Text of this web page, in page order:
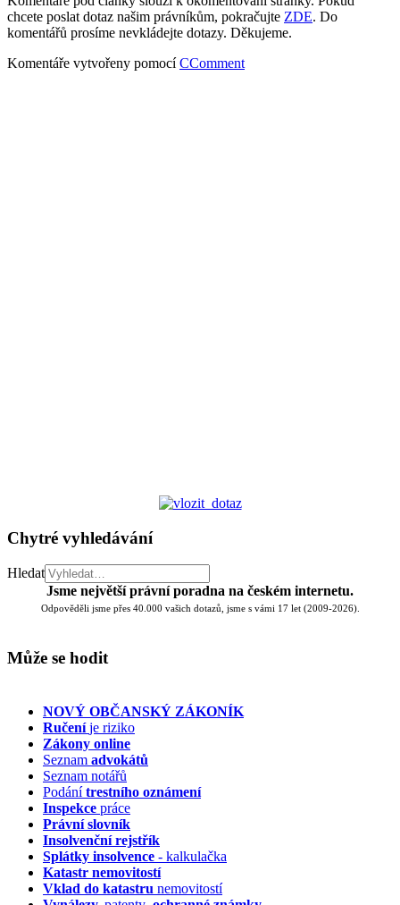
chcete poslat dotaz našim právníkům, pokračujte ZDE. Do
komentářů prosíme nevkládejte dotazy. Děkujeme.
Komentáře vytvořeny pomocíCComment
Chytré vyhledávání
Hledat
Jsme největší právní poradna na českém internetu.
Odpověděli jsme přes 40.000 vašich dotazů, jsme s vámi 17 let (2009-2026).
Může se hodit
NOVÝ OBČANSKÝ ZÁKONÍK
Ručeníje riziko
Zákony online
Seznam advokátů
Seznam notářů
Podánítrestního oznámení
Inspekce práce
Právní slovník
Insolvenčnírejstřík
Splátky insolvence - kalkulačka
Katastr nemovitostí
Vklad do katastru nemovitostí